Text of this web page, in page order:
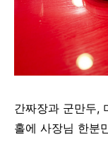
간짜장과 군만두,
홀에 사장님 한분